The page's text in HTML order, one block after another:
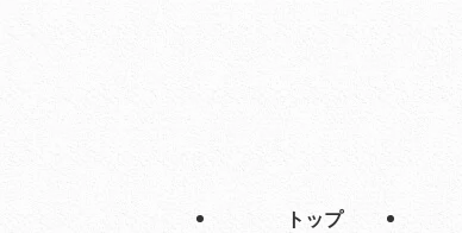
トップ